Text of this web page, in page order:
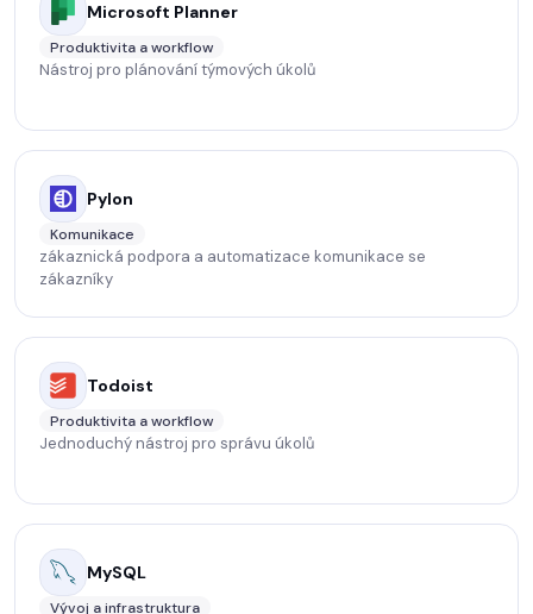
Microsoft Planner
Produktivita a workflow
Nástroj pro plánování týmových úkolů
Pylon
Komunikace
zákaznická podpora a automatizace komunikace se
zákazníky
Todoist
Produktivita a workflow
Jednoduchý nástroj pro správu úkolů
MySQL
Vývoj a infrastruktura